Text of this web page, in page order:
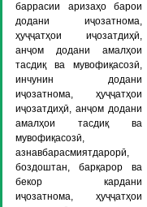
баррасии аризаҳо барои
додани иҷозатнома,
ҳуҷҷатҳои иҷозатдиҳӣ,
анҷом додани амалҳои
тасдиқ ва мувофиқасозӣ,
инчунин додани
иҷозатнома, ҳуҷҷатҳои
иҷозатдиҳӣ, анҷом додани
амалҳои тасдиқ ва
мувофиқасозӣ,
азнавбарасмиятдарорӣ,
боздоштан, барқарор ва
бекор кардани
иҷозатнома, ҳуҷҷатҳои